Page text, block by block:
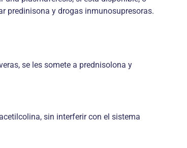
predinisona y drogas inmunosupresoras.
se les somete a prednisolona y
sin interferir con el sistema